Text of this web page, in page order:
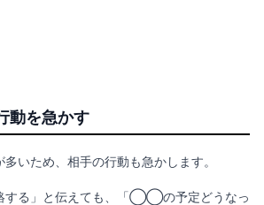
動を急かす
いため、相手の行動も急かします。
する」と伝えても、「◯◯の予定どうなっ